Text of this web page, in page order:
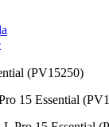
(PV15250)